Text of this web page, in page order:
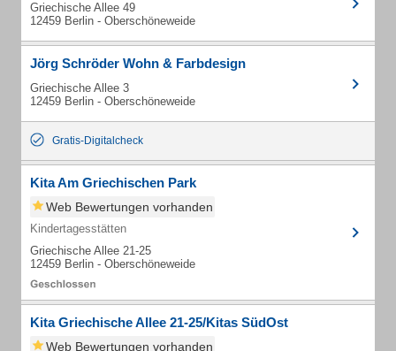
Griechische Allee 49
12459 Berlin - Oberschöneweide
Jörg Schröder Wohn & Farbdesign
Griechische Allee 3
12459 Berlin - Oberschöneweide
Gratis-Digitalcheck
Kita Am Griechischen Park
Web Bewertungen vorhanden
Kindertagesstätten
Griechische Allee 21-25
12459 Berlin - Oberschöneweide
Kita Griechische Allee 21-25/Kitas SüdOst
Web Bewertungen vorhanden